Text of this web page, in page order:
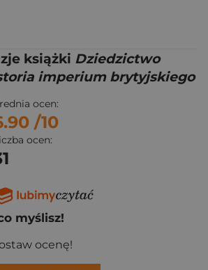
książki Dziedzictwo
imperium brytyjskiego
ocen:
/10
ocen:
myślisz!
ocenę!